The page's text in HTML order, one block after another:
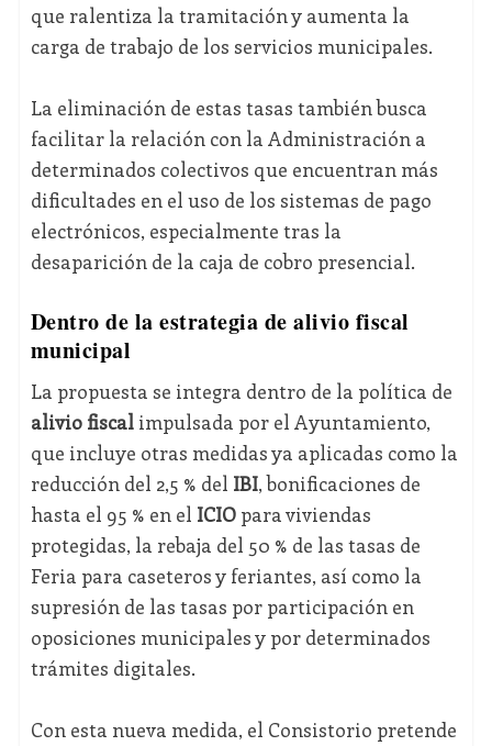
que ralentiza la tramitación y aumenta la
carga de trabajo de los servicios municipales.
La eliminación de estas tasas también busca
facilitar la relación con la Administración a
determinados colectivos que encuentran más
dificultades en el uso de los sistemas de pago
electrónicos, especialmente tras la
desaparición de la caja de cobro presencial.
Dentro de la estrategia de alivio fiscal
municipal
La propuesta se integra dentro de la política de
alivio fiscalimpulsada por el Ayuntamiento,
que incluye otras medidas ya aplicadas como la
reducción del 2,5 % del IBI, bonificaciones de
hasta el 95 % en el ICIOpara viviendas
protegidas, la rebaja del 50 % de las tasas de
Feria para caseteros y feriantes, así como la
supresión de las tasas por participación en
oposiciones municipales y por determinados
trámites digitales.
Con esta nueva medida, el Consistorio pretende